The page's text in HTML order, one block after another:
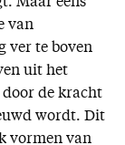
van
ver te boven
uit het
door de kracht
wordt. Dit
vormen van